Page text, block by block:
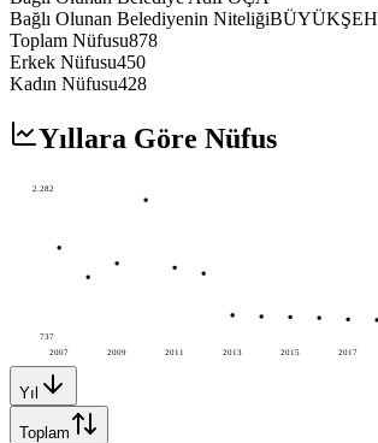
Bağlı Olunan Belediyenin Niteliği
Toplam Nüfusu878
Erkek Nüfusu450
Kadın Nüfusu428
Yıllara Göre Nüfus
2007 2009 2011 2013 2015 2017
2.282
737
Yıl
Toplam